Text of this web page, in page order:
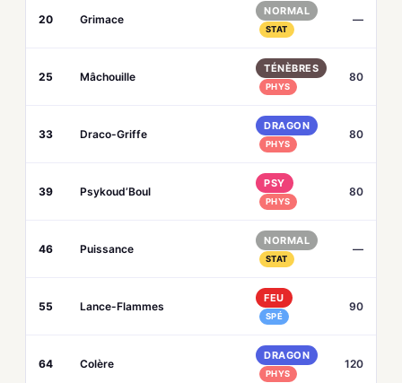
20 Grimace
NORMAL
STAT
—
25 Mâchouille
TÉNÈBRES
PHYS
80
33 Draco-Griffe
DRAGON
PHYS
80
39 Psykoud’Boul
PSY
PHYS
80
46 Puissance
NORMAL
STAT
—
55 Lance-Flammes
FEU
SPÉ
90
64 Colère
DRAGON
PHYS
120